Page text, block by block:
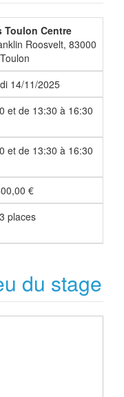
Toulon Centre
Roosvelt, 83000
Toulon
14/11/2025
et de 13:30 à 16:30
et de 13:30 à 16:30
€
places
du stage